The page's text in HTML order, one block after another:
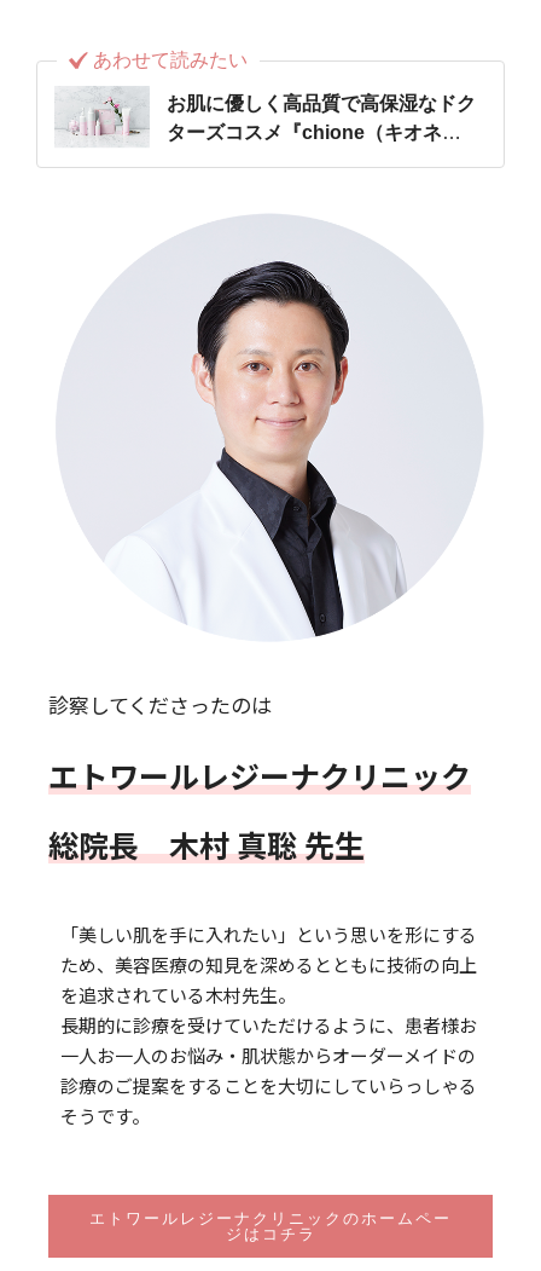
あわせて読みたい
お肌に優しく高品質で高保湿なドク
ターズコスメ『chione（キオネ
診察してくださったのは
エトワールレジーナクリニック
総院長 木村 真聡 先生
「美しい肌を手に入れたい」という思いを形にする
ため、美容医療の知見を深めるとともに技術の向上
を追求されている木村先生。
長期的に診療を受けていただけるように、患者様お
一人お一人のお悩み・肌状態からオーダーメイドの
診療のご提案をすることを大切にしていらっしゃる
そうです。
エトワールレジーナクリニックのホームペー
ジはコチラ